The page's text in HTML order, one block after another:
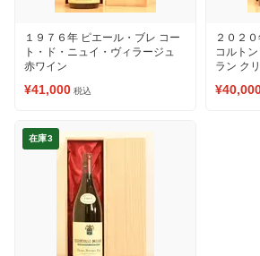
１９７６年 ピエール・ブレ コー
ト・ド・ニュイ・ヴィラージュ
赤ワイン
¥41,000 税込
２０２
コルト
ラン ク
在庫3